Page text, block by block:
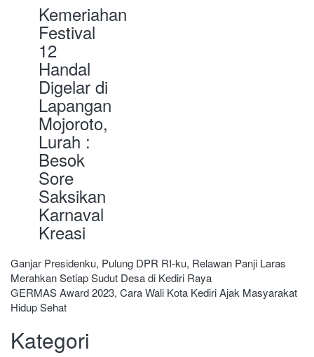
Kemeriahan
Festival
12
Handal
Digelar di
Lapangan
Mojoroto,
Lurah :
Besok
Sore
Saksikan
Karnaval
Kreasi
Navigasi
pos
Ganjar Presidenku, Pulung DPR RI-ku, Relawan Panji Laras
Merahkan Setiap Sudut Desa di Kediri Raya
GERMAS Award 2023, Cara Wali Kota Kediri Ajak Masyarakat
Hidup Sehat
Kategori